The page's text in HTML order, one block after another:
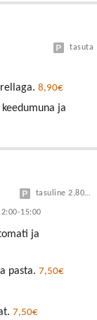
tasuta
8,90€
ja
15:00
tasuline 2,80/30min
ja
pasta. 7,50€
7,50€